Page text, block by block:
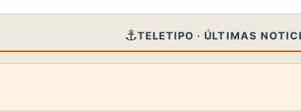
⚓TELETIPO · ÚLTIMAS